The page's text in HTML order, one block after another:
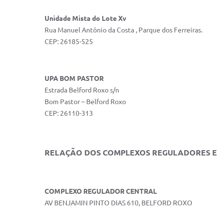
Unidade Mista do Lote Xv
Rua Manuel Antônio da Costa , Parque dos Ferreiras.
CEP: 26185-525
UPA BOM PASTOR
Estrada Belford Roxo s/n
Bom Pastor – Belford Roxo
CEP: 26110-313
RELAÇÃO DOS COMPLEXOS REGULADORES
COMPLEXO REGULADOR CENTRAL
AV BENJAMIN PINTO DIAS 610, BELFORD ROXO